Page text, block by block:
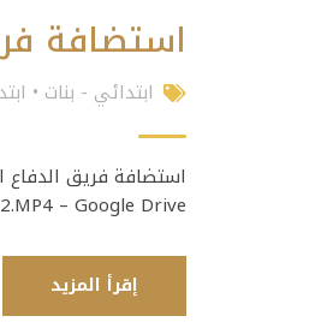
استضافة
ابتدائي - بنات •
استضافة فريق الدفاع
– Google Drive
إقرأ المزيد